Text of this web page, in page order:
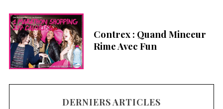
Contrex : Quand Minceur
Rime Avec Fun
DERNIERS ARTICLES